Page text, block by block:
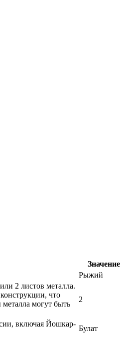
Значение
Рыжий
2 листов металла.
что
могут быть
2
включая Йошкар-
Булат